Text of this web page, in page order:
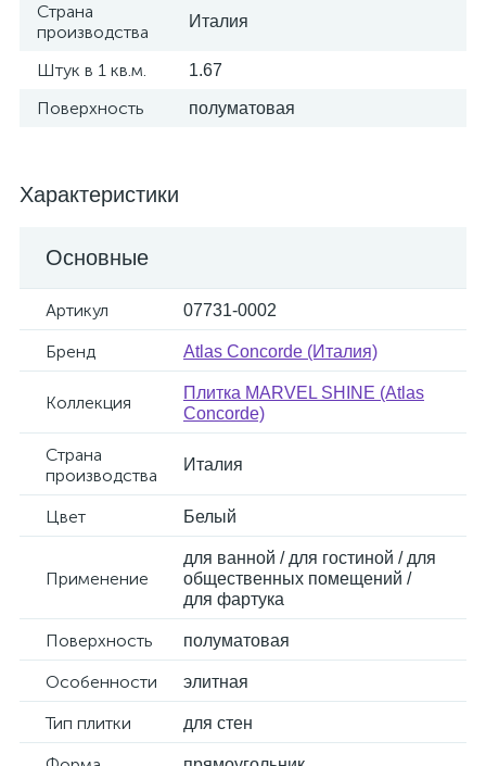
Страна
производства
Италия
Штук в 1 кв.м. 1.67
Поверхность полуматовая
Характеристики
Основные
Артикул 07731-0002
Бренд Atlas Concorde (Италия)
Коллекция
Плитка MARVEL SHINE (Atlas
Concorde)
Страна
производства
Италия
Цвет Белый
Применение
для ванной / для гостиной / для
общественных помещений /
для фартука
Поверхность полуматовая
Особенности элитная
Тип плитки для стен